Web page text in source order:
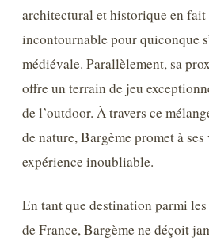
architectural et historique en fait
incontournable pour quiconque
médiévale. Parallèlement, sa
offre un terrain de jeu
de l’outdoor. À travers ce
de nature, Bargème promet à
expérience inoubliable.
En tant que destination parmi
de France, Bargème ne déçoit